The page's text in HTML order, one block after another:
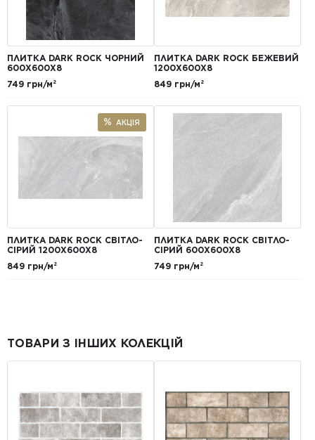
ПЛИТКА DARK ROCK ЧОРНИЙ
600Х600Х8
749 грн/м²
ПЛИТКА DARK ROCK БЕЖЕВИЙ
1200Х600Х8
849 грн/м²
АКЦІЯ
ПЛИТКА DARK ROCK СВІТЛО-
СІРИЙ 1200Х600Х8
849 грн/м²
ПЛИТКА DARK ROCK СВІТЛО-
СІРИЙ 600Х600Х8
749 грн/м²
ТОВАРИ З ІНШИХ КОЛЕКЦІЙ